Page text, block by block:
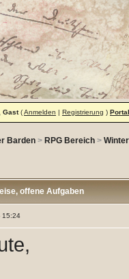
Gast(Anmelden | Registrierung ) Portal
Barden> RPG Bereich>
offene Aufgaben
15:24